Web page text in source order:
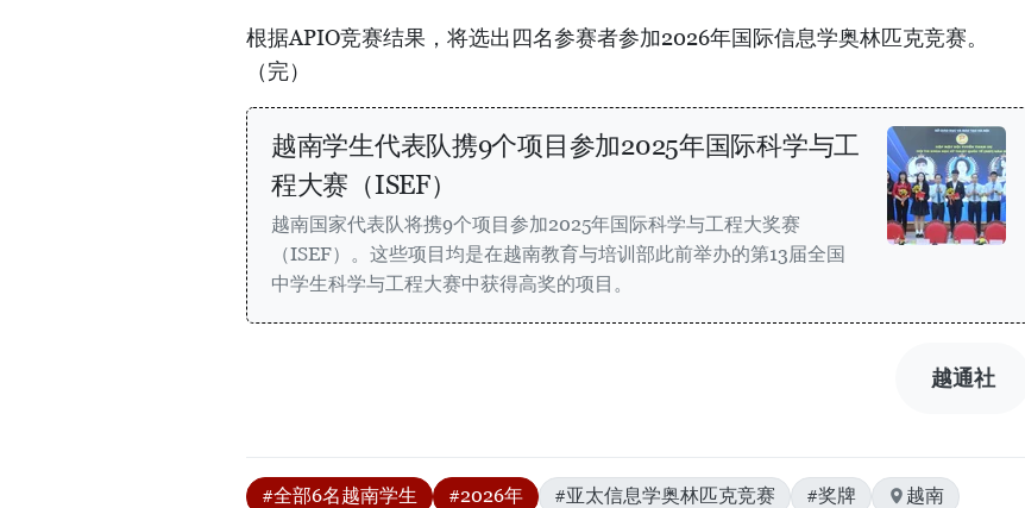
根据APIO竞赛结果，将选出四名参赛者参加2026年国际信息学奥林匹克竞赛。
（完）
越南学生代表队携9个项目参加2025年国际科学与工
程大赛（ISEF）
越南国家代表队将携9个项目参加2025年国际科学与工程大奖赛
（ISEF）。这些项目均是在越南教育与培训部此前举办的第13届全国
中学生科学与工程大赛中获得高奖的项目。
越通社
#全部6名越南学生 #2026年 #亚太信息学奥林匹克竞赛 #奖牌 越南